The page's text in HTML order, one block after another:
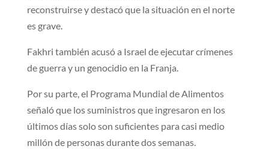
reconstruirse y destacó que la situación en el norte
es grave.
Fakhri también acusó a Israel de ejecutar crímenes
de guerra y un genocidio en la Franja.
Por su parte, el Programa Mundial de Alimentos
señaló que los suministros que ingresaron en los
últimos días solo son suficientes para casi medio
millón de personas durante dos semanas.